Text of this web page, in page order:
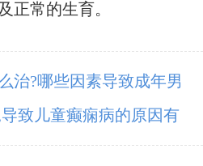
正常的生育。
治?哪些因素导致成年男
致儿童癫痫病的原因有